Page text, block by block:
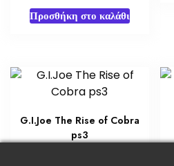
Προσθήκη στο καλάθι
G.I.Joe The Rise of Cobra
ps3